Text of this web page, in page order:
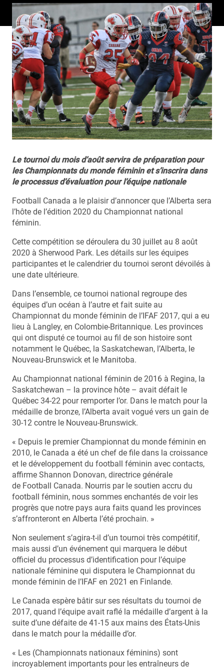
Le tournoi du mois d’août servira de préparation pour
les Championnats du monde féminin et s’inscrira dans
le processus d’évaluation pour l’équipe nationale
Football Canada a le plaisir d’annoncer que l’Alberta sera
l’hôte de l’édition 2020 du Championnat national
féminin.
Cette compétition se déroulera du 30 juillet au 8 août
2020 à Sherwood Park. Les détails sur les équipes
participantes et le calendrier du tournoi seront dévoilés à
une date ultérieure.
Dans l’ensemble, ce tournoi national regroupe des
équipes d’un océan à l’autre et fait suite au
Championnat du monde féminin de l’IFAF 2017, qui a eu
lieu à Langley, en Colombie-Britannique. Les provinces
qui ont disputé ce tournoi au fil de son histoire sont
notamment le Québec, la Saskatchewan, l’Alberta, le
Nouveau-Brunswick et le Manitoba.
Au Championnat national féminin de 2016 à Regina, la
Saskatchewan – la province hôte – avait défait le
Québec 34-22 pour remporter l’or. Dans le match pour la
médaille de bronze, l’Alberta avait vogué vers un gain de
30-12 contre le Nouveau-Brunswick.
« Depuis le premier Championnat du monde féminin en
2010, le Canada a été un chef de file dans la croissance
et le développement du football féminin avec contacts,
affirme Shannon Donovan, directrice générale
de Football Canada. Nourris par le soutien accru du
football féminin, nous sommes enchantés de voir les
progrès que notre pays aura faits quand les provinces
s’affronteront en Alberta l’été prochain. »
Non seulement s’agira-t-il d’un tournoi très compétitif,
mais aussi d’un événement qui marquera le début
officiel du processus d’identification pour l’équipe
nationale féminine qui disputera le Championnat du
monde féminin de l’IFAF en 2021 en Finlande.
Le Canada espère bâtir sur ses résultats du tournoi de
2017, quand l’équipe avait raflé la médaille d’argent à la
suite d’une défaite de 41-15 aux mains des États-Unis
dans le match pour la médaille d’or.
« Les (Championnats nationaux féminins) sont
incroyablement importants pour les entraîneurs de